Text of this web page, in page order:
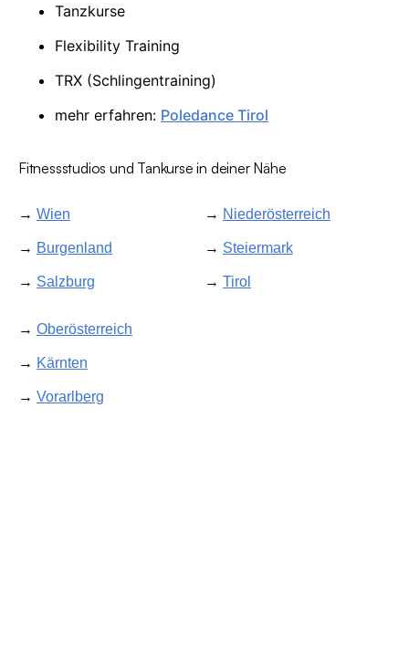
Tanzkurse
Flexibility Training
TRX (Schlingentraining)
mehr erfahren: Poledance Tirol
Fitnessstudios und Tankurse in deiner Nähe
→ Wien
→ Burgenland
→ Salzburg
→ Niederösterreich
→ Steiermark
→ Tirol
→ Oberösterreich
→ Kärnten
→ Vorarlberg